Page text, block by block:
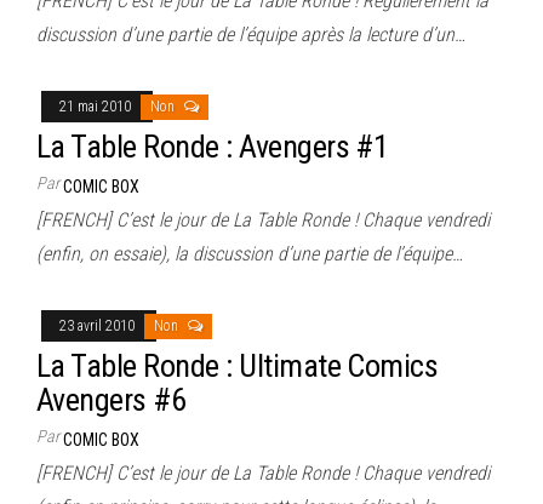
discussion d’une partie de l’équipe après la lecture d’un…
21 mai 2010 Non
La Table Ronde : Avengers #1
ParCOMIC BOX
[FRENCH] C’est le jour de La Table Ronde ! Chaque vendredi
(enfin, on essaie), la discussion d’une partie de l’équipe…
23 avril 2010 Non
La Table Ronde : Ultimate Comics
Avengers #6
ParCOMIC BOX
[FRENCH] C’est le jour de La Table Ronde ! Chaque vendredi